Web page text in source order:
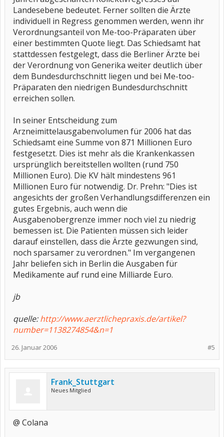
Landesebene bedeutet. Ferner sollten die Ärzte
individuell in Regress genommen werden, wenn ihr
Verordnungsanteil von Me-too-Präparaten über
einer bestimmten Quote liegt. Das Schiedsamt hat
stattdessen festgelegt, dass die Berliner Ärzte bei
der Verordnung von Generika weiter deutlich über
dem Bundesdurchschnitt liegen und bei Me-too-
Präparaten den niedrigen Bundesdurchschnitt
erreichen sollen.
In seiner Entscheidung zum
Arzneimittelausgabenvolumen für 2006 hat das
Schiedsamt eine Summe von 871 Millionen Euro
festgesetzt. Dies ist mehr als die Krankenkassen
ursprünglich bereitstellen wollten (rund 750
Millionen Euro). Die KV hält mindestens 961
Millionen Euro für notwendig. Dr. Prehn: "Dies ist
angesichts der großen Verhandlungsdifferenzen ein
gutes Ergebnis, auch wenn die
Ausgabenobergrenze immer noch viel zu niedrig
bemessen ist. Die Patienten müssen sich leider
darauf einstellen, dass die Ärzte gezwungen sind,
noch sparsamer zu verordnen." Im vergangenen
Jahr beliefen sich in Berlin die Ausgaben für
Medikamente auf rund eine Milliarde Euro.
jb
quelle:http://www.aerztlichepraxis.de/artikel?
number=1138274854&n=1
#5
26. Januar 2006
Frank_Stuttgart
Neues Mitglied
@ Colana